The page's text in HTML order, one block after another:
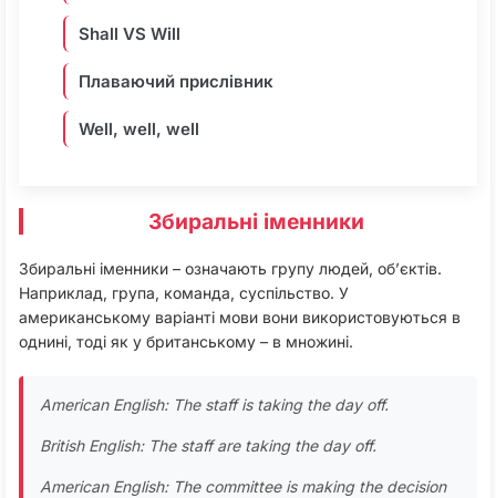
Shall VS Will
Плаваючий прислівник
Well, well, well
Збиральні іменники
Збиральні іменники – означають групу людей, об’єктів.
Наприклад, група, команда, суспільство. У
американському варіанті мови вони використовуються в
однині, тоді як у британському – в множині.
American English: The staff is taking the day off.
British English: The staff are taking the day off.
American English: The committee is making the decision